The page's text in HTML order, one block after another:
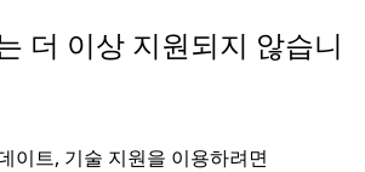
더 이상 지원되지 않습니
이트, 기술 지원을 이용하려면